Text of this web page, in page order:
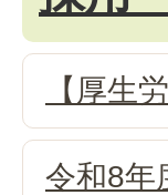
【厚生
令和8年